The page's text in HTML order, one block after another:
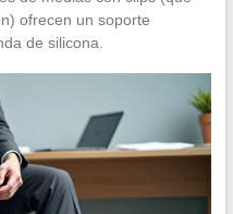
ofrecen un soporte
de silicona.